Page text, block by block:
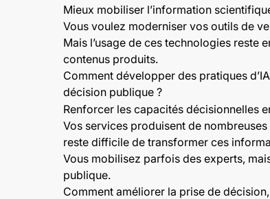
Mieux mobiliser l’information
Vous voulez moderniser vos outils de
Mais l’usage de ces technologies reste
contenus produits.
Comment développer des pratiques
décision publique ?
Renforcer les capacités décisionnelles
Vos services produisent de
reste difficile de transformer ces
Vous mobilisez parfois des experts,
publique.
Comment améliorer la prise de